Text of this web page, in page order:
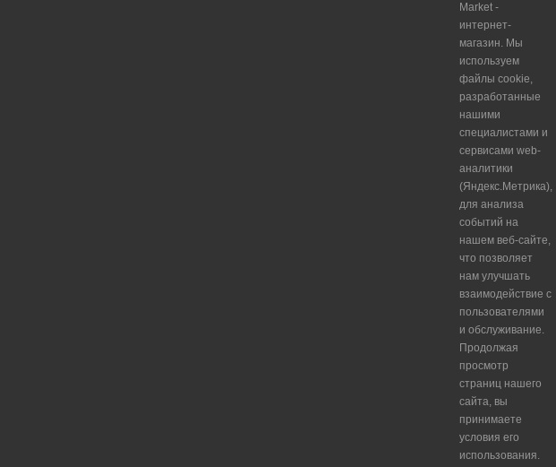
Market -
интернет-
магазин. Мы
используем
файлы cookie,
разработанные
нашими
специалистами и
сервисами web-
аналитики
(Яндекс.Метрика),
для анализа
событий на
нашем веб-сайте,
что позволяет
нам улучшать
взаимодействие с
пользователями
и обслуживание.
Продолжая
просмотр
страниц нашего
сайта, вы
принимаете
условия его
использования.